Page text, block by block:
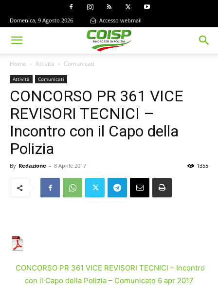
Domenica, 9 Agosto 2026 Accesso webmail
Home Attività Comunicati
Attività Comunicati
CONCORSO PR 361 VICE
REVISORI TECNICI –
Incontro con il Capo della
Polizia
By Redazione - 8 Aprile 2017 1355
CONCORSO PR 361 VICE REVISORI TECNICI – Incontro
con il Capo della Polizia – Comunicato 6 apr 2017